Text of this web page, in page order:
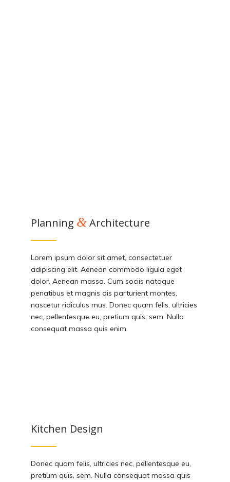
Planning &Architecture
Lorem ipsum dolor sit amet, consectetuer
adipiscing elit. Aenean commodo ligula eget
dolor. Aenean massa. Cum sociis natoque
penatibus et magnis dis parturient montes,
nascetur ridiculus mus. Donec quam felis, ultricies
nec, pellentesque eu, pretium quis, sem. Nulla
consequat massa quis enim.
Kitchen Design
Donec quam felis, ultricies nec, pellentesque eu,
pretium quis, sem. Nulla consequat massa quis